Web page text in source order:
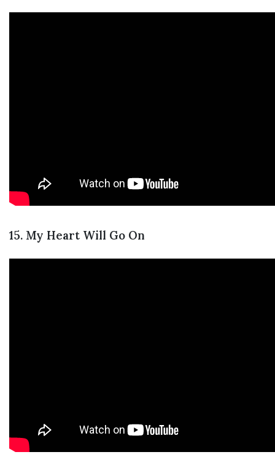
15. My Heart Will Go On